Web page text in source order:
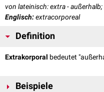
von lateinisch: extra -
Englisch:extracorporeal
Definition
Extrakorporal bedeutet
Beispiele